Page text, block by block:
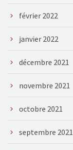
février 2022
janvier 2022
décembre 2021
novembre 2021
octobre 2021
septembre 2021